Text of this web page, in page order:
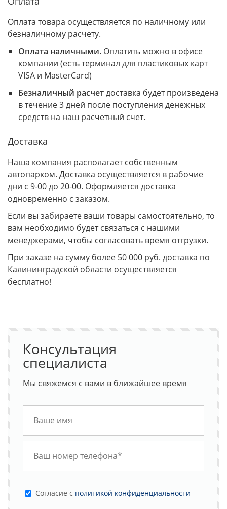
Оплата товара осуществляется по наличному или
безналичному расчету.
Оплата наличными. Оплатить можно в офисе
компании (есть терминал для пластиковых карт
VISA и MasterCard)
Безналичный расчетдоставка будет произведена
в течение 3 дней после поступления денежных
средств на наш расчетный счет.
Доставка
Наша компания располагает собственным
автопарком. Доставка осуществляется в рабочие
дни с 9-00 до 20-00. Оформляется доставка
одновременно с заказом.
Если вы забираете ваши товары самостоятельно, то
вам необходимо будет связаться с нашими
менеджерами, чтобы согласовать время отгрузки.
При заказе на сумму более 50 000 руб. доставка по
Калининградской области осуществляется
бесплатно!
Консультация
специалиста
Мы свяжемся с вами в ближайшее время
Cогласие с политикой конфиденциальности